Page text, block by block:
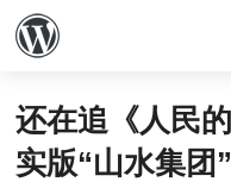
还在追《人民
实版“山水集团